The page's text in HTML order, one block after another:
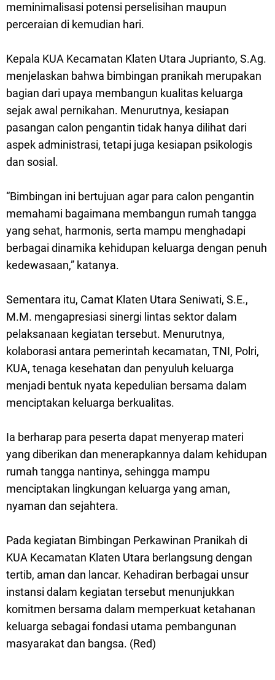
meminimalisasi potensi perselisihan maupun
perceraian di kemudian hari.
Kepala KUA Kecamatan Klaten Utara Juprianto, S.Ag.
menjelaskan bahwa bimbingan pranikah merupakan
bagian dari upaya membangun kualitas keluarga
sejak awal pernikahan. Menurutnya, kesiapan
pasangan calon pengantin tidak hanya dilihat dari
aspek administrasi, tetapi juga kesiapan psikologis
dan sosial.
“Bimbingan ini bertujuan agar para calon pengantin
memahami bagaimana membangun rumah tangga
yang sehat, harmonis, serta mampu menghadapi
berbagai dinamika kehidupan keluarga dengan penuh
kedewasaan,” katanya.
Sementara itu, Camat Klaten Utara Seniwati, S.E.,
M.M. mengapresiasi sinergi lintas sektor dalam
pelaksanaan kegiatan tersebut. Menurutnya,
kolaborasi antara pemerintah kecamatan, TNI, Polri,
KUA, tenaga kesehatan dan penyuluh keluarga
menjadi bentuk nyata kepedulian bersama dalam
menciptakan keluarga berkualitas.
Ia berharap para peserta dapat menyerap materi
yang diberikan dan menerapkannya dalam kehidupan
rumah tangga nantinya, sehingga mampu
menciptakan lingkungan keluarga yang aman,
nyaman dan sejahtera.
Pada kegiatan Bimbingan Perkawinan Pranikah di
KUA Kecamatan Klaten Utara berlangsung dengan
tertib, aman dan lancar. Kehadiran berbagai unsur
instansi dalam kegiatan tersebut menunjukkan
komitmen bersama dalam memperkuat ketahanan
keluarga sebagai fondasi utama pembangunan
masyarakat dan bangsa. (Red)